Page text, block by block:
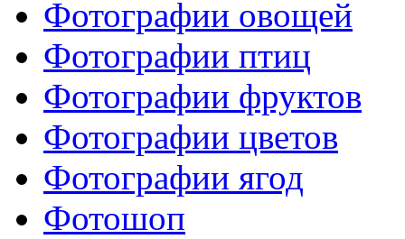
Фотографии овощей
Фотографии птиц
Фотографии фруктов
Фотографии цветов
Фотографии ягод
Фотошоп